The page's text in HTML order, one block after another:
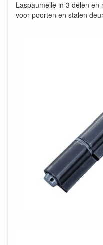
Laspaumelle in 3 delen
voor poorten en stalen